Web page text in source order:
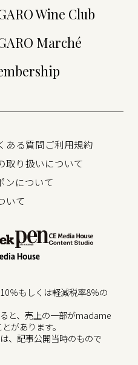
Wine Club
Marché
ある質問ご利用規約
取り扱いについて
ンについて
いて
％もしくは軽減税率8％の
と、売上の一部がmadame
があります。
、記事公開当時のもので